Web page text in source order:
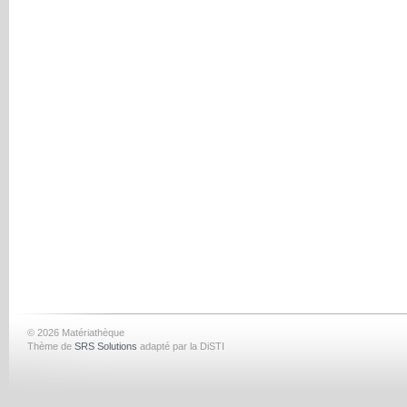
© 2026 Matériathèque
Thème de SRS Solutions adapté par la DiSTI